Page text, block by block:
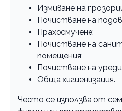
Измиване на
Почистване на
Прахосмучене;
Почистване на
помещения;
Почистване на
Обща хигиенизация.
Често се използва от